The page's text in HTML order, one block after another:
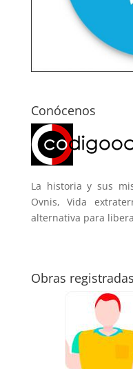
Conócenos
La historia y sus
Ovnis, Vida
alternativa para
Obras registradas